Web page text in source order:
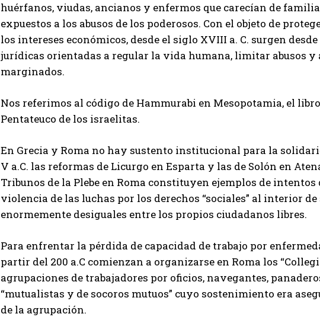
huérfanos, viudas, ancianos y enfermos que carecían de
expuestos a los abusos de los poderosos. Con el objeto de
los intereses económicos, desde el siglo XVIII a. C. surgen
jurídicas orientadas a regular la vida humana, limitar abusos y
marginados.
Nos referimos al código de Hammurabi en Mesopotamia, el
Pentateuco de los israelitas.
En Grecia y Roma no hay sustento institucional para la
V a.C. las reformas de Licurgo en Esparta y las de Solón en
Tribunos de la Plebe en Roma constituyen ejemplos de intentos
violencia de las luchas por los derechos “sociales” al interior
enormemente desiguales entre los propios ciudadanos libres.
Para enfrentar la pérdida de capacidad de trabajo por
partir del 200 a.C comienzan a organizarse en Roma los
agrupaciones de trabajadores por oficios, navegantes,
“mutualistas y de socoros mutuos” cuyo sostenimiento era
de la agrupación.